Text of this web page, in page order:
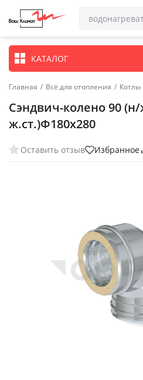
КАТАЛОГ
Главная / Всё для отопления / Котлы
Сэндвич-колено 90
ж.ст.)Ф180х280
Оставить отзыв Избранное